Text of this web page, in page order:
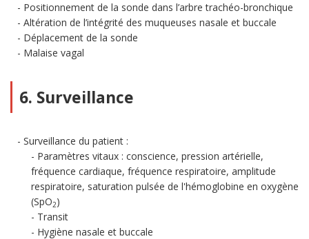
Positionnement de la sonde dans l’arbre trachéo-bronchique
Altération de l’intégrité des muqueuses nasale et buccale
Déplacement de la sonde
Malaise vagal
6. Surveillance
Surveillance du patient :
Paramètres vitaux : conscience, pression artérielle,
fréquence cardiaque, fréquence respiratoire, amplitude
respiratoire, saturation pulsée de l'hémoglobine en oxygène
(SpO2)
Transit
Hygiène nasale et buccale